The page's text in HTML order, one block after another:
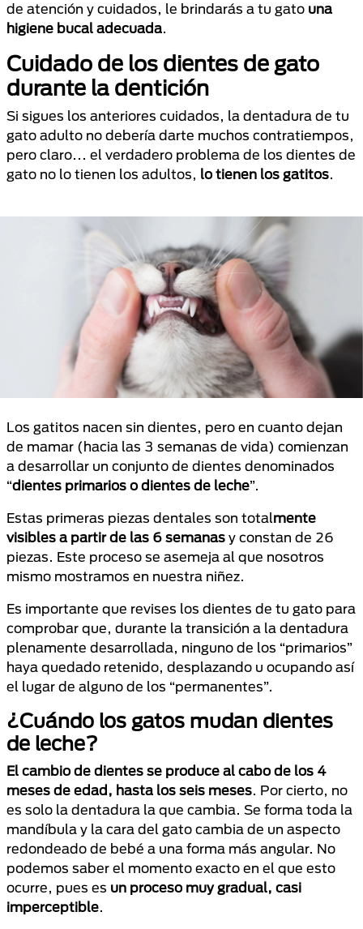
de atención y cuidados, le brindarás a tu gato una
higiene bucal adecuada.
Cuidado de los dientes de gato
durante la dentición
Si sigues los anteriores cuidados, la dentadura de tu
gato adulto no debería darte muchos contratiempos,
pero claro... el verdadero problema de los dientes de
gato no lo tienen los adultos, lo tienen los gatitos.
Los gatitos nacen sin dientes, pero en cuanto dejan
de mamar (hacia las 3 semanas de vida) comienzan
a desarrollar un conjunto de dientes denominados
“dientes primarios o dientes de leche”.
Estas primeras piezas dentales son totalmente
visibles a partir de las 6 semanas y constan de 26
piezas. Este proceso se asemeja al que nosotros
mismo mostramos en nuestra niñez.
Es importante que revises los dientes de tu gato para
comprobar que, durante la transición a la dentadura
plenamente desarrollada, ninguno de los “primarios”
haya quedado retenido, desplazando u ocupando así
el lugar de alguno de los “permanentes”.
¿Cuándo los gatos mudan dientes
de leche?
El cambio de dientes se produce al cabo de los 4
meses de edad, hasta los seis meses. Por cierto, no
es solo la dentadura la que cambia. Se forma toda la
mandíbula y la cara del gato cambia de un aspecto
redondeado de bebé a una forma más angular. No
podemos saber el momento exacto en el que esto
ocurre, pues es un proceso muy gradual, casi
imperceptible.